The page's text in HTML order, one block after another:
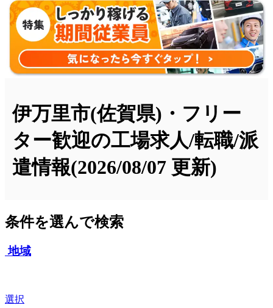
伊万里市(佐賀県)・フリー
ター歓迎の工場求人/転職/派
遣情報(2026/08/07 更新)
条件を選んで検索
地域
選択